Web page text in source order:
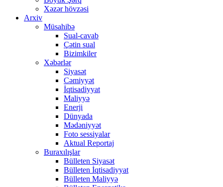
Xəzər hövzəsi
Arxiv
Müsahibə
Sual-cavab
Çətin sual
Bizimkiler
Xəbərlər
Siyasət
Cəmiyyət
İqtisadiyyat
Maliyyə
Enerji
Dünyada
Mədəniyyət
Foto sessiyalar
Aktual Reportaj
Buraxılışlar
Bülleten Siyasət
Bülleten İqtisadiyyat
Bülleten Maliyyə